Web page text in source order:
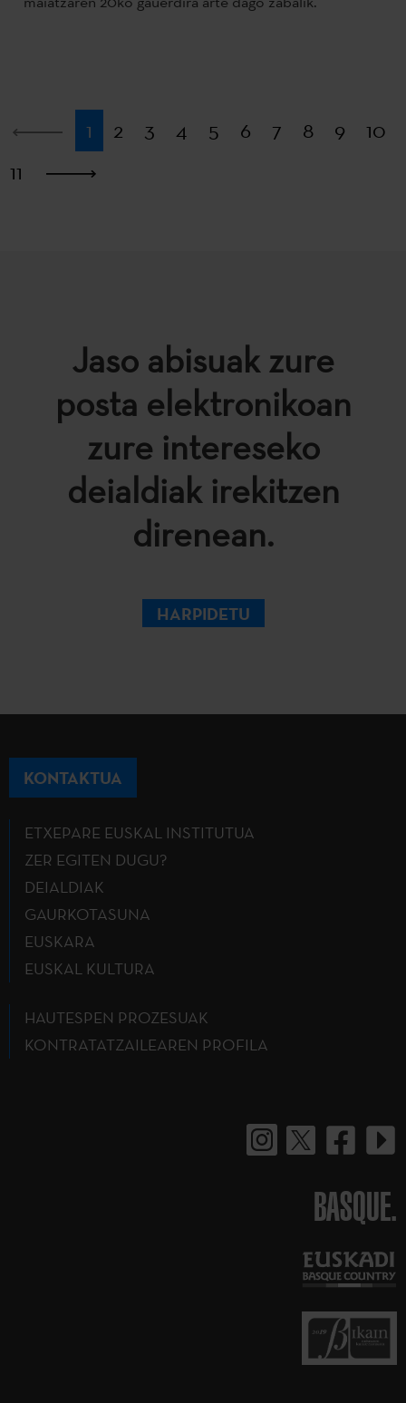
Lehena
1 2 3 4 5 6 7 8 9
10
11
Jaso abisuak zure
posta elektronikoan
zure intereseko
deialdiak irekitzen
direnean.
HARPIDETU
KONTAKTUA
ETXEPARE EUSKAL INSTITUTUA
ZER EGITEN DUGU?
DEIALDIAK
GAURKOTASUNA
EUSKARA
EUSKAL KULTURA
HAUTESPEN PROZESUAK
KONTRATATZAILEAREN PROFILA
BASQUE.